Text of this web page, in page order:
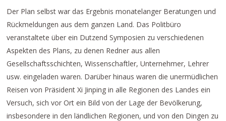
Der Plan selbst war das Ergebnis monatelanger Beratungen und
Rückmeldungen aus dem ganzen Land. Das Politbüro
veranstaltete über ein Dutzend Symposien zu verschiedenen
Aspekten des Plans, zu denen Redner aus allen
Gesellschaftsschichten, Wissenschaftler, Unternehmer, Lehrer
usw. eingeladen waren. Darüber hinaus waren die unermüdlichen
Reisen von Präsident Xi Jinping in alle Regionen des Landes ein
Versuch, sich vor Ort ein Bild von der Lage der Bevölkerung,
insbesondere in den ländlichen Regionen, und von den Dingen zu